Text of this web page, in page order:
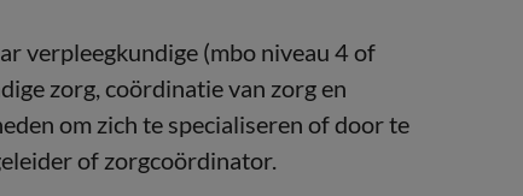
verpleegkundige (mbo niveau 4 of
zorg, coördinatie van zorg en
om zich te specialiseren of door te
of zorgcoördinator.